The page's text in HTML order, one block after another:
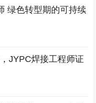
绿色转型期的可持续
JYPC焊接工程师证